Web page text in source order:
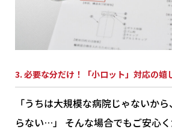
3. 必要な分だけ！「小ロット」対応の嬉
「うちは大規模な病院じゃないか
らない…」 そんな場合でもご安心